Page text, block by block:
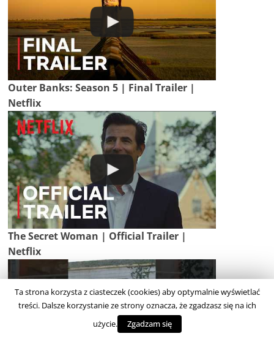
Outer Banks: Season 5 | Final Trailer |
Netflix
The Secret Woman | Official Trailer |
Netflix
Ta strona korzysta z ciasteczek (cookies) aby optymalnie wyświetlać
treści. Dalsze korzystanie ze strony oznacza, że zgadzasz się na ich
użycie.
Zgadzam się